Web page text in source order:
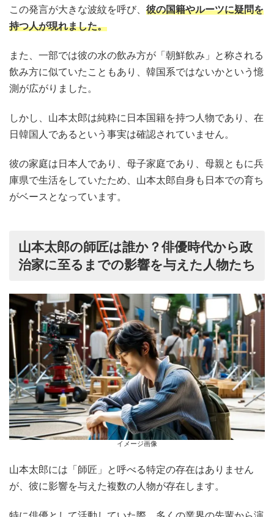
この発言が大きな波紋を呼び、 彼の国籍やルーツに疑問を
持つ人が現れました。
また、一部では彼の水の飲み方が「朝鮮飲み」と称される
飲み方に似ていたこともあり、韓国系ではないかという憶
測が広がりました。
しかし、山本太郎は純粋に日本国籍を持つ人物であり、在
日韓国人であるという事実は確認されていません。
彼の家庭は日本人であり、母子家庭であり、母親ともに兵
庫県で生活をしていたため、山本太郎自身も日本での育ち
がベースとなっています。
山本太郎の師匠は誰か？俳優時代から政
治家に至るまでの影響を与えた人物たち
イメージ画像
山本太郎には「師匠」と呼べる特定の存在はありません
が、彼に影響を与えた複数の人物が存在します。